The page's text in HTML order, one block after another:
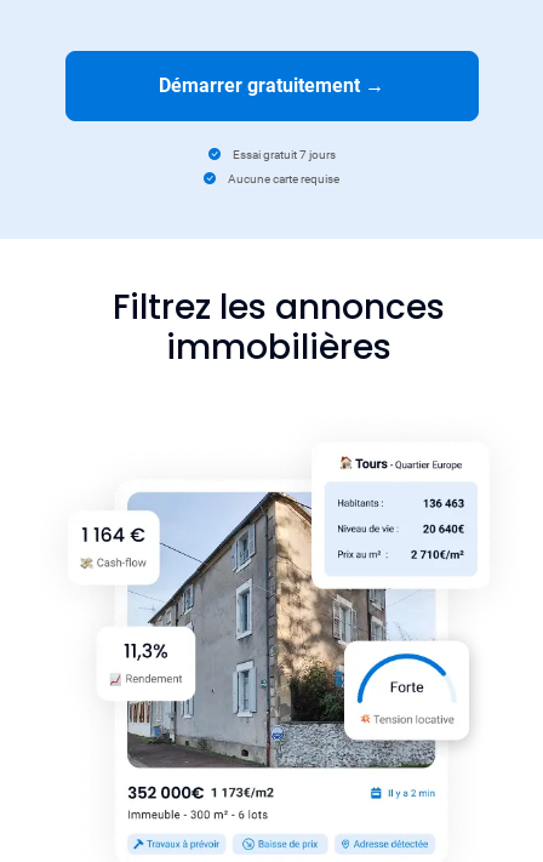
Démarrer gratuitement →
Essai gratuit 7 jours
Aucune carte requise
Filtrez les annonces
immobilières